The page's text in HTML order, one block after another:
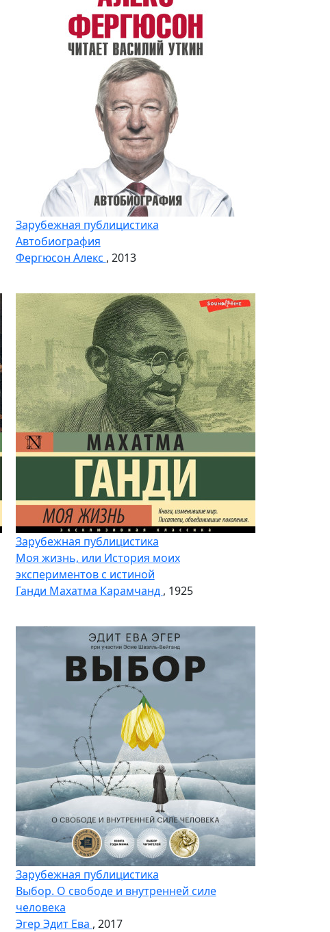
Зарубежная публицистика
Автобиография
Фергюсон Алекс , 2013
Зарубежная публицистика
Моя жизнь, или История моих
экспериментов с истиной
Ганди Махатма Карамчанд , 1925
Зарубежная публицистика
Выбор. О свободе и внутренней силе
человека
Эгер Эдит Ева , 2017